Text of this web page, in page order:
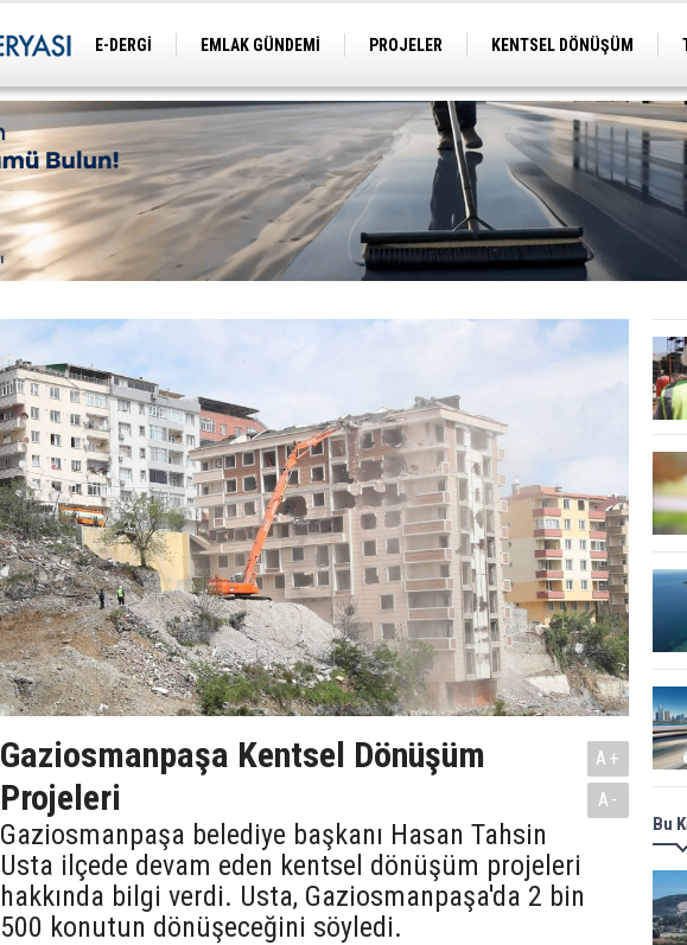
E-DERGİ EMLAK GÜNDEMİ PROJELER KENTSEL DÖNÜŞÜM
Gaziosmanpaşa Kentsel Dönüşüm
Projeleri
Gaziosmanpaşa belediye başkanı Hasan Tahsin
Usta ilçede devam eden kentsel dönüşüm projeleri
hakkında bilgi verdi. Usta, Gaziosmanpaşa'da 2 bin
500 konutun dönüşeceğini söyledi.
A+
A-
Bu